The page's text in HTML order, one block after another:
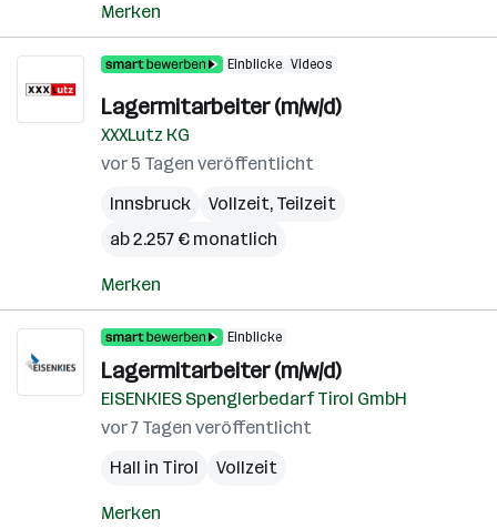
Merken
Einblicke Videos
Lagermitarbeiter (m/w/d)
XXXLutz KG
vor 5 Tagen veröffentlicht
Innsbruck
Vollzeit, Teilzeit
ab 2.257 € monatlich
Merken
Einblicke
Lagermitarbeiter (m/w/d)
EISENKIES Spenglerbedarf Tirol GmbH
vor 7 Tagen veröffentlicht
Hall in Tirol
Vollzeit
Merken